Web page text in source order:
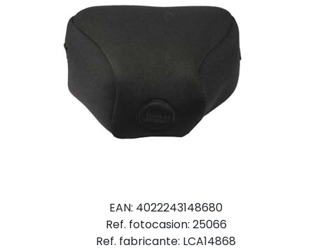
EAN: 4022243148680
Ref. fotocasion: 25066
Ref. fabricante: LCA14868